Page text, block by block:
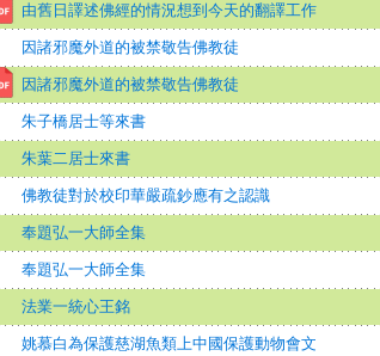
由舊日譯述佛經的情況想到今天的翻譯工作
因諸邪魔外道的被禁敬告佛教徒
因諸邪魔外道的被禁敬告佛教徒
朱子橋居士等來書
朱葉二居士來書
佛教徒對於校印華嚴疏鈔應有之認識
奉題弘一大師全集
奉題弘一大師全集
法業一統心王銘
姚慕白為保護慈湖魚類上中國保護動物會文